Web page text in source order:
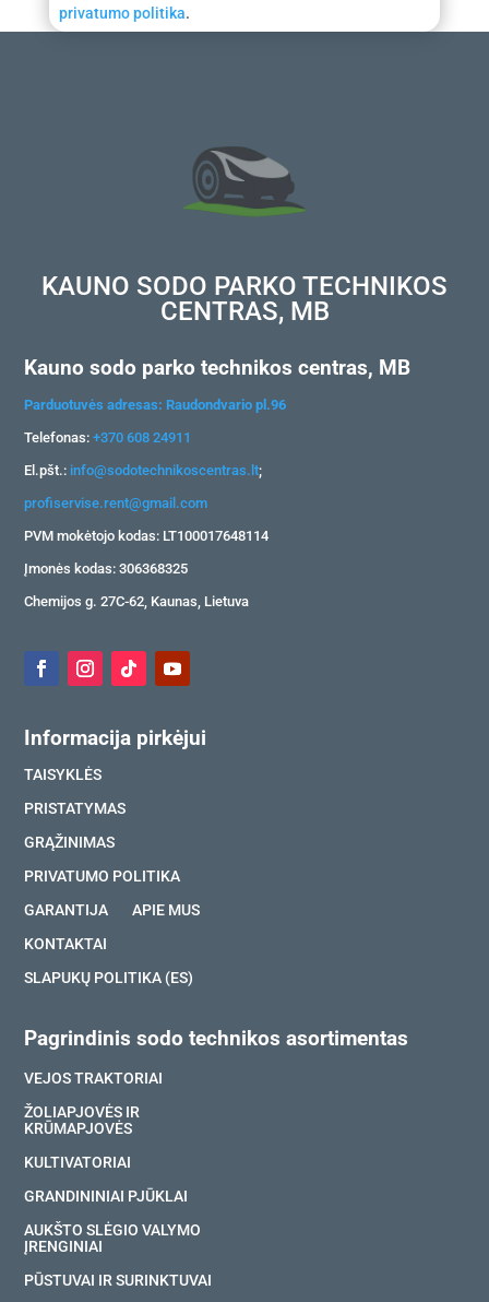
privatumo politika.
KAUNO SODO PARKO TECHNIKOS
CENTRAS, MB
Kauno sodo parko technikos centras, MB
Parduotuvės adresas: Raudondvario pl.96
Telefonas:+370 608 24911
El.pšt.: info@sodotechnikoscentras.lt;
profiservise.rent@gmail.com
PVM mokėtojo kodas: LT100017648114
Įmonės kodas: 306368325
Chemijos g. 27C-62, Kaunas, Lietuva
Informacija pirkėjui
TAISYKLĖS
PRISTATYMAS
GRĄŽINIMAS
PRIVATUMO POLITIKA
GARANTIJA
APIE MUS
KONTAKTAI
SLAPUKŲ POLITIKA (ES)
Pagrindinis sodo technikos asortimentas
VEJOS TRAKTORIAI
ŽOLIAPJOVĖS IR
KRŪMAPJOVĖS
KULTIVATORIAI
GRANDININIAI PJŪKLAI
AUKŠTO SLĖGIO VALYMO
ĮRENGINIAI
PŪSTUVAI IR SURINKTUVAI